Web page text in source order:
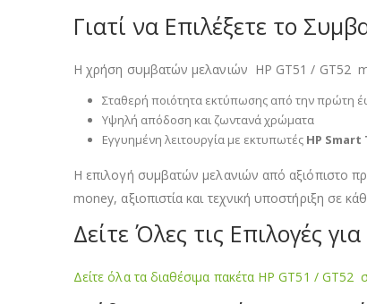
Γιατί να Επιλέξετε το
Η χρήση συμβατών μελανιών HP GT51 / GT52
Σταθερή ποιότητα εκτύπωσης από την πρώτη
Υψηλή απόδοση και ζωντανά χρώματα
Εγγυημένη λειτουργία με εκτυπωτές HP Smart
Η επιλογή συμβατών μελανιών από αξιόπιστο
money, αξιοπιστία και τεχνική υποστήριξη σε
Δείτε Όλες τις Επιλογές
Δείτε όλα τα διαθέσιμα πακέτα HP GT51 / GT52